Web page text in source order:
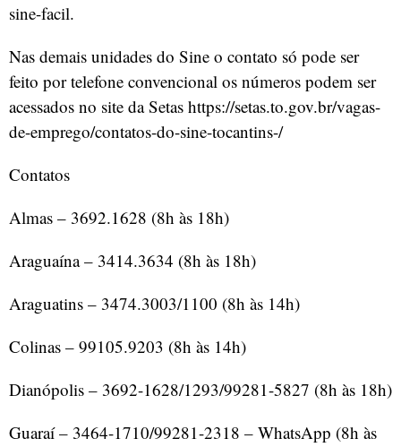
sine-facil.
Nas demais unidades do Sine o contato só pode ser
feito por telefone convencional os números podem ser
acessados no site da Setas https://setas.to.gov.br/vagas-
de-emprego/contatos-do-sine-tocantins-/
Contatos
Almas – 3692.1628 (8h às 18h)
Araguaína – 3414.3634 (8h às 18h)
Araguatins – 3474.3003/1100 (8h às 14h)
Colinas – 99105.9203 (8h às 14h)
Dianópolis – 3692-1628/1293/99281-5827 (8h às 18h)
Guaraí – 3464-1710/99281-2318 – WhatsApp (8h às